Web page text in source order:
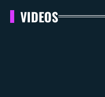
VIDEOS